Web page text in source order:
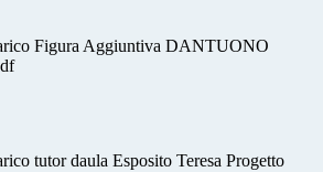
Figura Aggiuntiva DANTUONO
tutor daula Esposito Teresa Progetto